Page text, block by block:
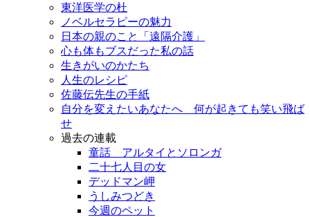
東洋医学の杜
ノベルセラピーの魅力
日本の親のこと「遠隔介護」
心も体もブスだった私の話
生きがいのかたち
人生のレシピ
佐藤伝先生の手紙
自分を変えたいあなたへ 何が起きても笑い飛ば
せ
過去の連載
童話 アルタイとソロンガ
二十七人目の女
デッドマン岬
うしみつどき
今週のペット